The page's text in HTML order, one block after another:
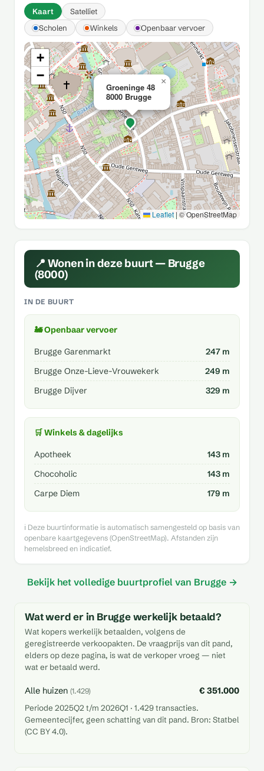
Kaart
Satelliet
Scholen
Winkels Openbaar vervoer
Groeninge 48
8000 Brugge
×
+
−
Leaflet | © OpenStreetMap
📍 Wonen in deze buurt — Brugge
(8000)
IN DE BUURT
🚂 Openbaar vervoer
Brugge Garenmarkt
247 m
Brugge Onze-Lieve-Vrouwekerk
249 m
Brugge Dijver
329 m
🛒 Winkels & dagelijks
Apotheek
143 m
Chocoholic
143 m
Carpe Diem
179 m
ℹ️ Deze buurtinformatie is automatisch samengesteld op basis van
openbare kaartgegevens (OpenStreetMap). Afstanden zijn
hemelsbreed en indicatief.
Bekijk het volledige buurtprofiel van Brugge →
Wat werd er in Brugge werkelijk betaald?
Wat kopers werkelijk betaalden, volgens de
geregistreerde verkoopakten. De vraagprijs van dit pand,
elders op deze pagina, is wat de verkoper vroeg — niet
wat er betaald werd.
Alle huizen (1.429) € 351.000
Periode 2025Q2 t/m 2026Q1 · 1.429 transacties.
Gemeentecijfer, geen schatting van dit pand. Bron: Statbel
(CC BY 4.0).